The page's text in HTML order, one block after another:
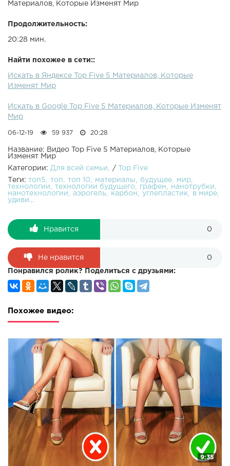
Бесплатная онлайн-конференция от Skillbox —
РЕКЛАМА: В этом видео расскажу про 5 материалов,
которые изменят мир.
Материалов, Которые Изменят Мир
Продолжительность:
20:28 мин.
Найти похожее в сети::
Искать в Яндексе Top Five 5 Материалов, Которые
Изменят Мир
Искать в Google Top Five 5 Материалов, Которые Изменят
Мир
06-12-19 59 937 20:28
Название: Видео Top Five 5 Материалов, Которые
Изменят Мир
Категории: Для всей семьи /
Top Five
Теги: топ5 топ топ 10 материалы будущее
мир
технологии
технологии будущего графен
нанотрубки
нанотехнологии
аэрогель карбон углепластик
в мире
удиви...
Нравится 0
Не нравится 0
Понравился ролик? Поделиться с друзьями:
Похожее видео:
9:35